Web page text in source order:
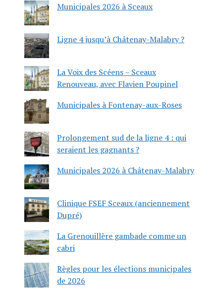
Municipales 2026 à Sceaux
Ligne 4 jusqu’à Châtenay-Malabry ?
La Voix des Scéens – Sceaux
Renouveau, avec Flavien Poupinel
Municipales à Fontenay-aux-Roses
Prolongement sud de la ligne 4 : qui
seraient les gagnants ?
Municipales 2026 à Châtenay-Malabry
Clinique FSEF Sceaux (anciennement
Dupré)
La Grenouillère gambade comme un
cabri
Règles pour les élections municipales
de 2026